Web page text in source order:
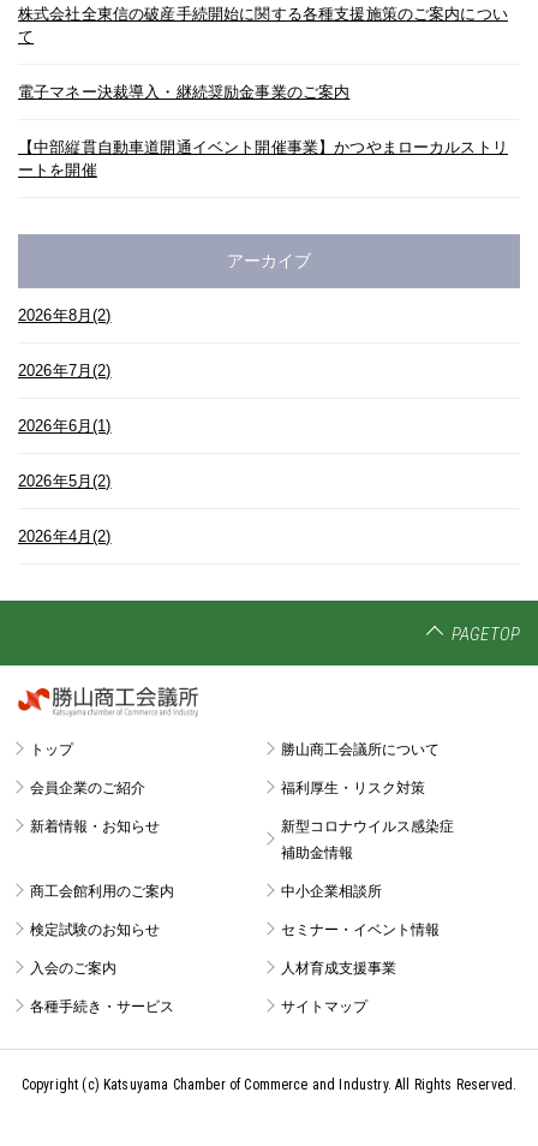
株式会社全東信の破産手続開始に関する各種支援施策のご案内につい
て
電子マネー決裁導入・継続奨励金事業のご案内
【中部縦貫自動車道開通イベント開催事業】かつやまローカルストリ
ートを開催
アーカイブ
2026年8月(2)
2026年7月(2)
2026年6月(1)
2026年5月(2)
2026年4月(2)
PAGETOP
トップ 勝山商工会議所について
会員企業のご紹介 福利厚生・リスク対策
新着情報・お知らせ
新型コロナウイルス感染症
補助金情報
商工会館利用のご案内 中小企業相談所
検定試験のお知らせ セミナー・イベント情報
入会のご案内 人材育成支援事業
各種手続き・サービス サイトマップ
Copyright (c) Katsuyama Chamber of Commerce and Industry.All Rights Reserved.